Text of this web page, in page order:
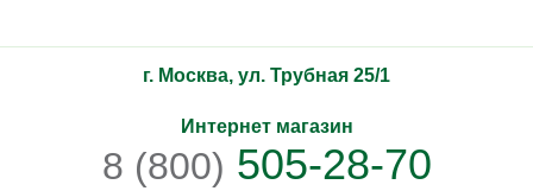
г. Москва, ул. Трубная 25/1
Интернет магазин
8 (800) 505-28-70